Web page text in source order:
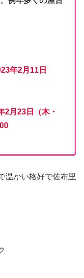
年2月11日
2月23日（木・
温かい格好で佐布里